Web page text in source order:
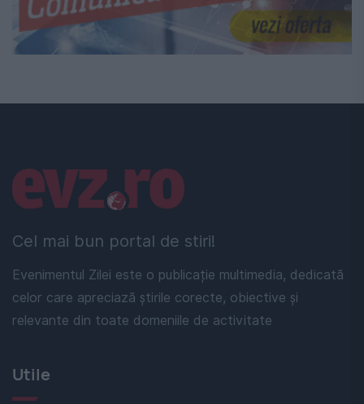
Cel mai bun portal de stiri!
Evenimentul Zilei este o publicație multimedia, dedicată
celor care apreciază știrile corecte, obiective și
relevante din toate domeniile de activitate
Linkuri utile
Utile